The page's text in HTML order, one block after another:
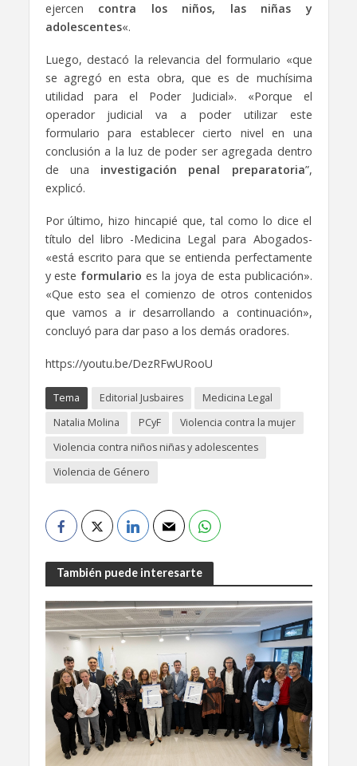
ejercen contra los niños, las niñas y
adolescentes«.
Luego, destacó la relevancia del formulario «que
se agregó en esta obra, que es de muchísima
utilidad para el Poder Judicial». «Porque el
operador judicial va a poder utilizar este
formulario para establecer cierto nivel en una
conclusión a la luz de poder ser agregada dentro
de una investigación penal preparatoria”,
explicó.
Por último, hizo hincapié que, tal como lo dice el
título del libro -Medicina Legal para Abogados-
«está escrito para que se entienda perfectamente
y este formulario es la joya de esta publicación».
«Que esto sea el comienzo de otros contenidos
que vamos a ir desarrollando a continuación»,
concluyó para dar paso a los demás oradores.
https://youtu.be/DezRFwURooU
Tema Editorial Jusbaires
Medicina Legal
Natalia Molina
PCyF
Violencia contra la mujer
Violencia contra niños niñas y adolescentes
Violencia de Género
También puede interesarte